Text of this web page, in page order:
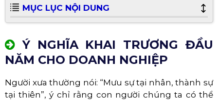
MỤC LỤC NỘI DUNG
Ý NGHĨA KHAI TRƯƠNG ĐẦU
NĂM CHO DOANH NGHIỆP
Người xưa thường nói: “Mưu sự tại nhân, thành sự
tại thiên”, ý chỉ rằng con người chúng ta có thể